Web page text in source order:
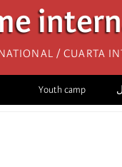
/ Cuarta
Youth camp